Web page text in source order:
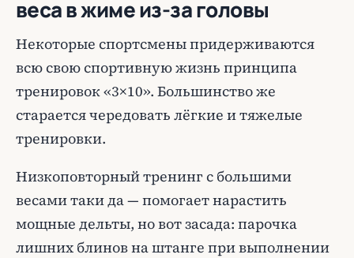
веса в жиме из-за головы
Некоторые спортсмены придерживаются
всю свою спортивную жизнь принципа
тренировок «3×10». Большинство же
старается чередовать лёгкие и тяжелые
тренировки.
Низкоповторный тренинг с большими
весами таки да — помогает нарастить
мощные дельты, но вот засада: парочка
лишних блинов на штанге при выполнении